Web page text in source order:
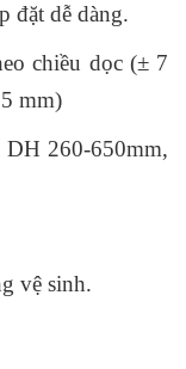
đặt dễ dàng.
chiều dọc (± 7
mm)
260-650mm,
vệ sinh.